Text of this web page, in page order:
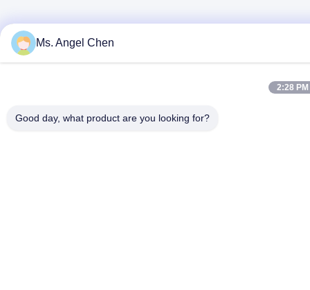
Ms. Angel Chen
2:28 PM
Good day, what product are you looking for?